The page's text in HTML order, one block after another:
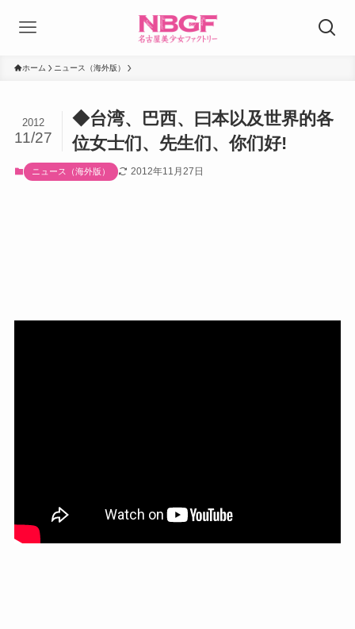
ホーム ニュース（海外版）
◆台湾、巴西、曰本以及世界的各
位女士们、先生们、你们好!
2012
11/27
ニュース（海外版） 2012年11月27日